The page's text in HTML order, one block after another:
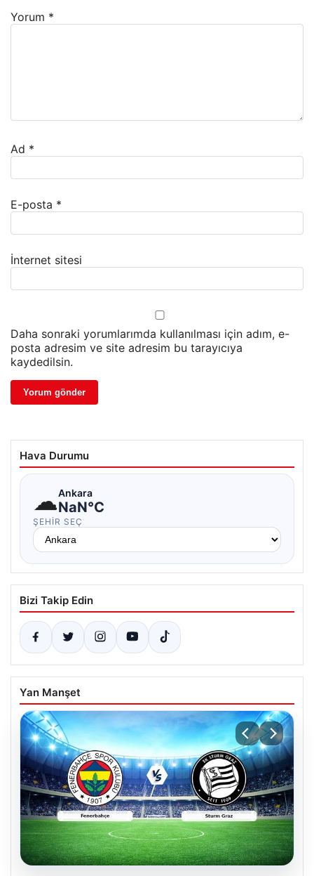
Yorum *
Ad *
E-posta *
İnternet sitesi
Daha sonraki yorumlarımda kullanılması için adım, e-
posta adresim ve site adresim bu tarayıcıya
kaydedilsin.
Hava Durumu
☁Ankara
NaN°C
ŞEHIR SEÇ
Bizi Takip Edin
Yan Manşet